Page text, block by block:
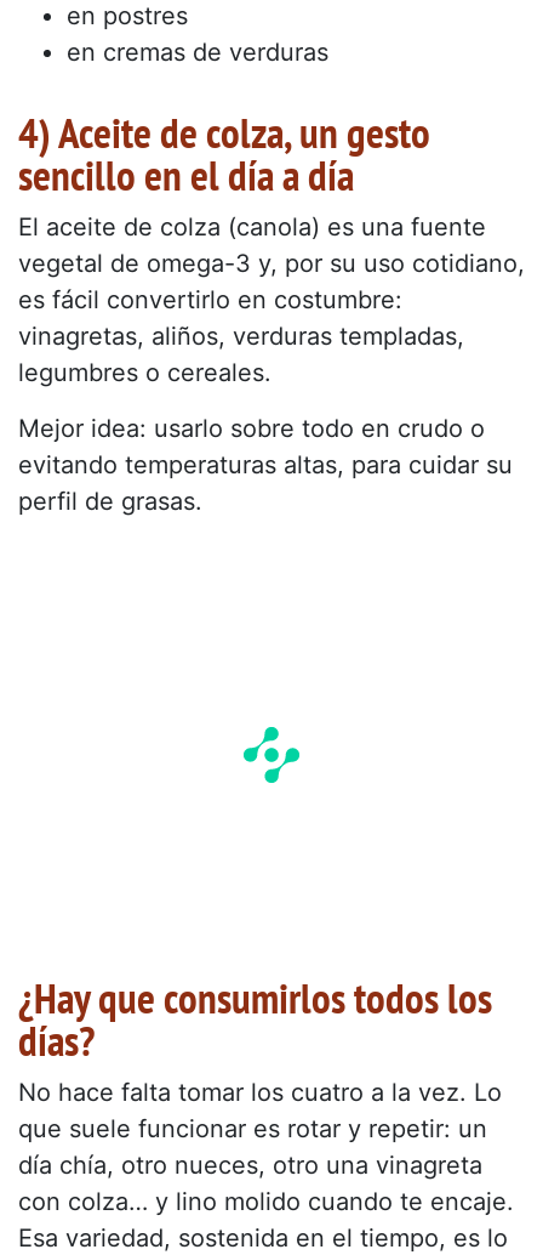
en postres
en cremas de verduras
4) Aceite de colza, un gesto
sencillo en el día a día
El aceite de colza (canola) es una fuente
vegetal de omega-3 y, por su uso cotidiano,
es fácil convertirlo en costumbre:
vinagretas, aliños, verduras templadas,
legumbres o cereales.
Mejor idea: usarlo sobre todo en crudo o
evitando temperaturas altas, para cuidar su
perfil de grasas.
¿Hay que consumirlos todos los
días?
No hace falta tomar los cuatro a la vez. Lo
que suele funcionar es rotar y repetir: un
día chía, otro nueces, otro una vinagreta
con colza… y lino molido cuando te encaje.
Esa variedad, sostenida en el tiempo, es lo